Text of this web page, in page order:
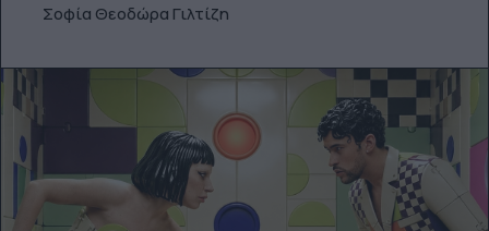
Σοφία Θεοδώρα Γιλτίζη